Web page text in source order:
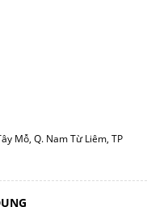
Mỗ, Q. Nam Từ Liêm, TP